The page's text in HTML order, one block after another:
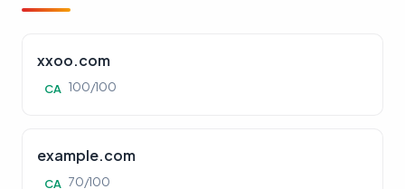
xxoo.com
CA 100/100
example.com
CA 70/100